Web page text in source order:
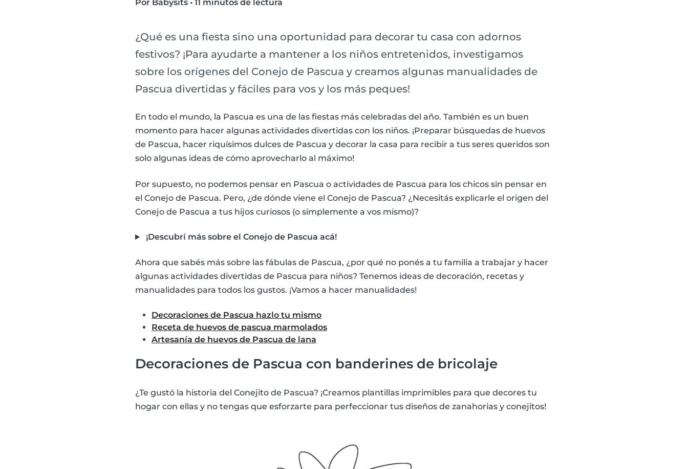
Por Babysits • 11 minutos de lectura
¿Qué es una fiesta sino una oportunidad para decorar tu casa con adornos
festivos? ¡Para ayudarte a mantener a los niños entretenidos, investigamos
sobre los orígenes del Conejo de Pascua y creamos algunas manualidades de
Pascua divertidas y fáciles para vos y los más peques!
En todo el mundo, la Pascua es una de las fiestas más celebradas del año. También es un buen
momento para hacer algunas actividades divertidas con los niños. ¡Preparar búsquedas de huevos
de Pascua, hacer riquísimos dulces de Pascua y decorar la casa para recibir a tus seres queridos son
solo algunas ideas de cómo aprovecharlo al máximo!
Por supuesto, no podemos pensar en Pascua o actividades de Pascua para los chicos sin pensar en
el Conejo de Pascua. Pero, ¿de dónde viene el Conejo de Pascua? ¿Necesitás explicarle el origen del
Conejo de Pascua a tus hijos curiosos (o simplemente a vos mismo)?
¡Descubrí más sobre el Conejo de Pascua acá!
Ahora que sabés más sobre las fábulas de Pascua, ¿por qué no ponés a tu familia a trabajar y hacer
algunas actividades divertidas de Pascua para niños? Tenemos ideas de decoración, recetas y
manualidades para todos los gustos. ¡Vamos a hacer manualidades!
Decoraciones de Pascua hazlo tu mismo
Receta de huevos de pascua marmolados
Artesanía de huevos de Pascua de lana
Decoraciones de Pascua con banderines de bricolaje
¿Te gustó la historia del Conejito de Pascua? ¡Creamos plantillas imprimibles para que decores tu
hogar con ellas y no tengas que esforzarte para perfeccionar tus diseños de zanahorias y conejitos!